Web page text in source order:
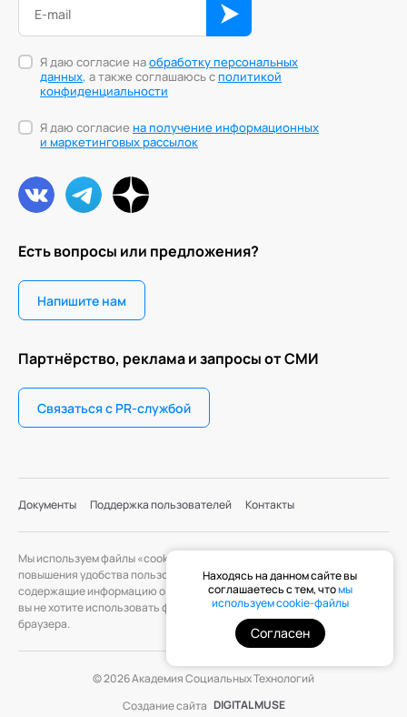
Есть вопросы или предложения?
Напишите нам
Партнёрство, реклама и запросы от СМИ
Связаться с PR-службой
Я даю согласие наобработку персональных
данных, а также соглашаюсь сполитикой
конфиденциальности
Я даю согласие на получение информационных
и маркетинговых рассылок
Документы Поддержка пользователей Контакты
Мы используем файлы «cookie» с целью персонализации сервисов и
повышения удобства пользования веб-сайтом. «Cookie» — файлы,
содержащие информацию о предыдущих посещениях веб-сайта. Если
вы не хотите использовать файлы «cookie», измените настройки
браузера.
© 2026 Академия Социальных Технологий
Создание сайта DIGITAL MUSE
Находясь на данном сайте вы
соглашаетесь с тем, чтомы
используем cookie-файлы
Согласен